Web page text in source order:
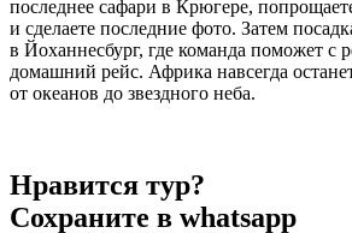
последнее сафари в Крюгере,
и сделаете последние фото. Затем
в Йоханнесбург, где команда поможет с
домашний рейс. Африка навсегда
от океанов до звездного неба.
Нравится тур?
Сохраните в whatsapp